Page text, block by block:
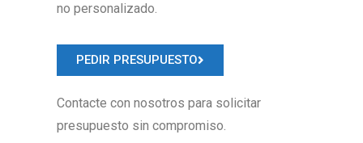
no personalizado.
PEDIR PRESUPUESTO
Contacte con nosotros para solicitar
presupuesto sin compromiso.